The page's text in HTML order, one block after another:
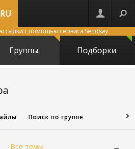
с помощью сервиса Sendsay
Группы Подборки
Поиск по группе
Все темы →